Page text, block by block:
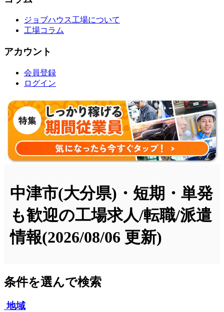
ジョブハウス工場について
工場コラム
アカウント
会員登録
ログイン
中津市(大分県)・短期・単発
も歓迎の工場求人/転職/派遣
情報(2026/08/06 更新)
条件を選んで検索
地域